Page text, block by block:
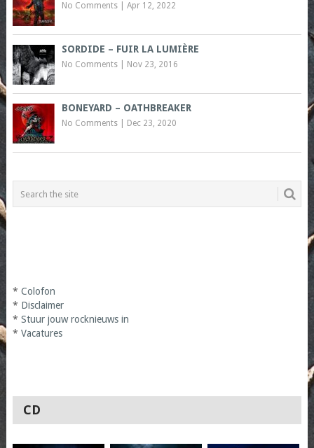
No Comments| Apr 12, 2022
SORDIDE – FUIR LA LUMIÈRE
No Comments| Nov 23, 2016
BONEYARD – OATHBREAKER
No Comments| Dec 23, 2020
* Colofon
* Disclaimer
* Stuur jouw rocknieuws in
* Vacatures
CD